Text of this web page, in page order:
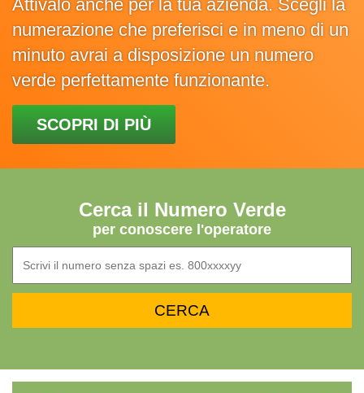
Attivalo anche per la tua azienda. Scegli la
numerazione che preferisci e in meno di un
minuto avrai a disposizione un numero
verde perfettamente funzionante.
SCOPRI DI PIÙ
Cerca il Numero Verde
per conoscere l'operatore